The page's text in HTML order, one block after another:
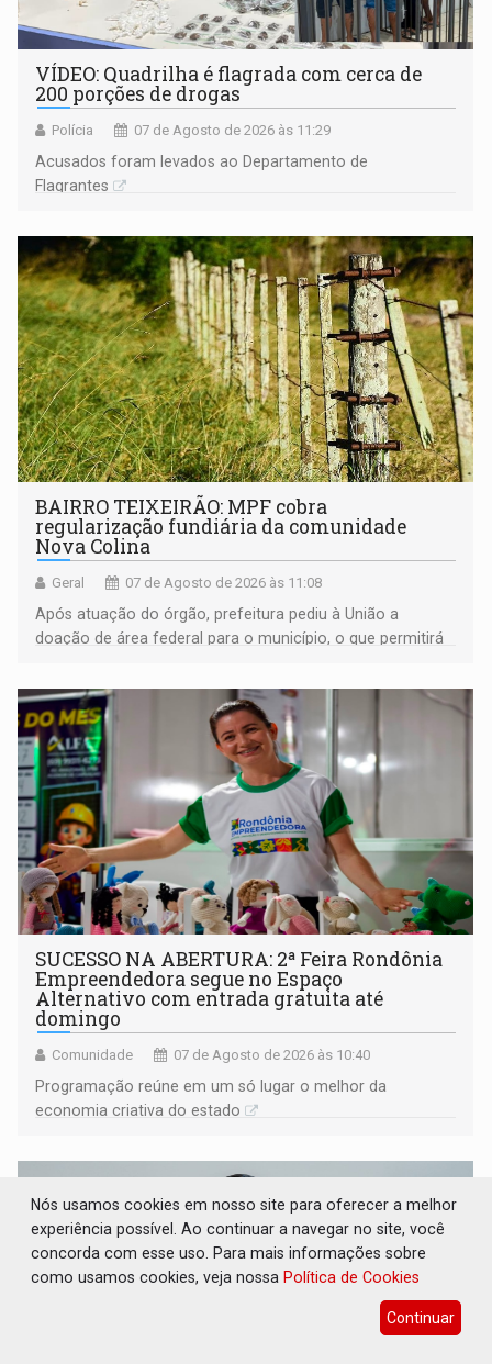
VÍDEO: Quadrilha é flagrada com cerca de
200 porções de drogas
Polícia 07 de Agosto de 2026 às 11:29
Acusados foram levados ao Departamento de
Flagrantes
BAIRRO TEIXEIRÃO: MPF cobra
regularização fundiária da comunidade
Nova Colina
Geral 07 de Agosto de 2026 às 11:08
Após atuação do órgão, prefeitura pediu à União a
doação de área federal para o município, o que permitirá
SUCESSO NA ABERTURA: 2ª Feira Rondônia
Empreendedora segue no Espaço
Alternativo com entrada gratuita até
domingo
Comunidade 07 de Agosto de 2026 às 10:40
Programação reúne em um só lugar o melhor da
economia criativa do estado
Nós usamos cookies em nosso site para oferecer a melhor
experiência possível. Ao continuar a navegar no site, você
concorda com esse uso. Para mais informações sobre
como usamos cookies, veja nossa Política de Cookies
Continuar